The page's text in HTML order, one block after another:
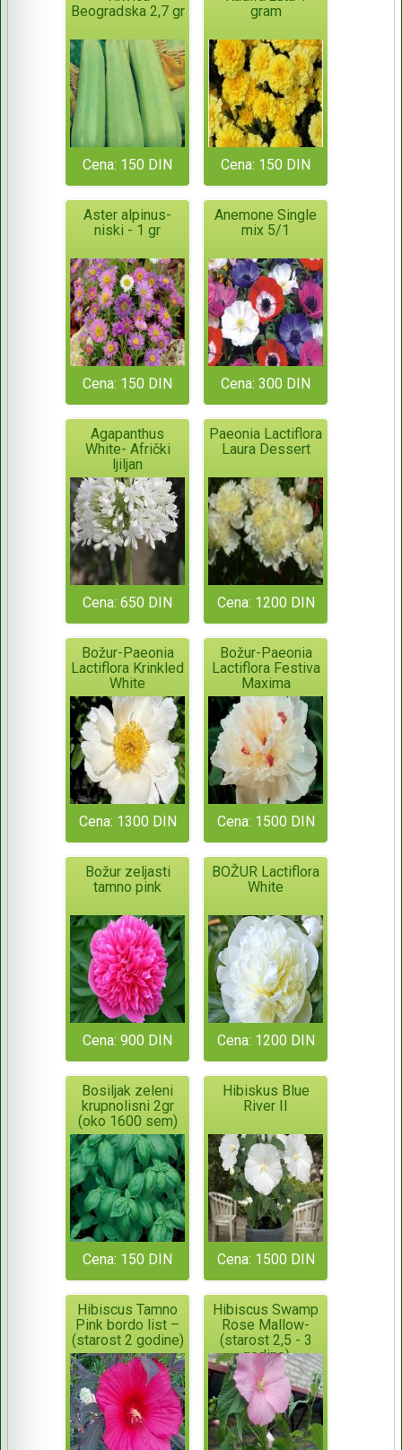
Beogradska 2,7 gr
Cena: 150 DIN
gram
Cena: 150 DIN
Aster alpinus-
niski - 1 gr
Cena: 150 DIN
Anemone Single
mix 5/1
Cena: 300 DIN
Agapanthus
White- Afrički
ljiljan
Cena: 650 DIN
Paeonia Lactiflora
Laura Dessert
Cena: 1200 DIN
Božur-Paeonia
Lactiflora Krinkled
White
Cena: 1300 DIN
Božur-Paeonia
Lactiflora Festiva
Maxima
Cena: 1500 DIN
Božur zeljasti
tamno pink
Cena: 900 DIN
BOŽUR Lactiflora
White
Cena: 1200 DIN
Bosiljak zeleni
krupnolisni 2gr
(oko 1600 sem)
Cena: 150 DIN
Hibiskus Blue
River II
Cena: 1500 DIN
Hibiscus Tamno
Pink bordo list –
(starost 2 godine)
Hibiscus Swamp
Rose Mallow-
(starost 2,5 - 3
godine)